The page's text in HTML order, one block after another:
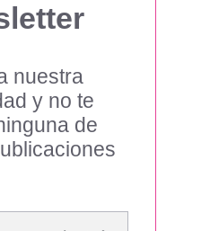
nuestra
y no te
de